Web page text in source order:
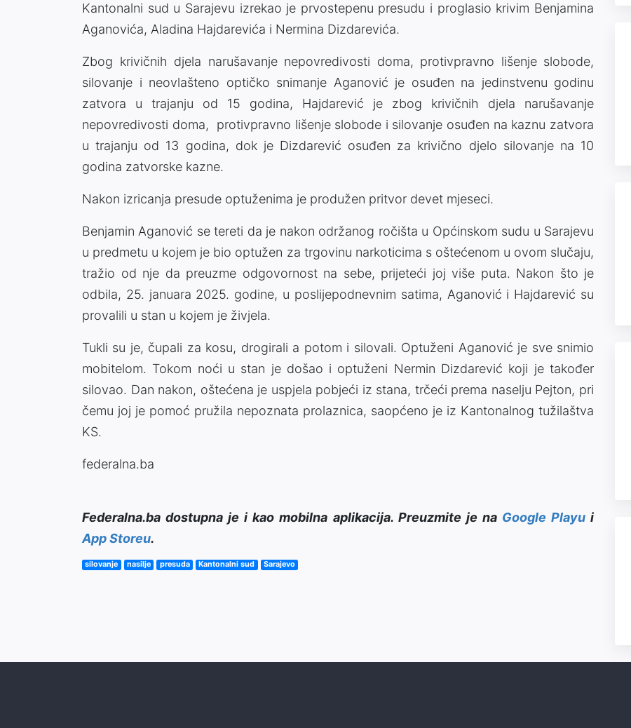
Kantonalni sud u Sarajevu izrekao je prvostepenu presudu i proglasio krivim Benjamina
Aganovića, Aladina Hajdarevića i Nermina Dizdarevića.
Zbog krivičnih djela narušavanje nepovredivosti doma, protivpravno lišenje slobode,
silovanje i neovlašteno optičko snimanje Aganović je osuđen na jedinstvenu godinu
zatvora u trajanju od 15 godina, Hajdarević je zbog krivičnih djela narušavanje
nepovredivosti doma, protivpravno lišenje slobode i silovanje osuđen na kaznu zatvora
u trajanju od 13 godina, dok je Dizdarević osuđen za krivično djelo silovanje na 10
godina zatvorske kazne.
Nakon izricanja presude optuženima je produžen pritvor devet mjeseci.
Benjamin Aganović se tereti da je nakon održanog ročišta u Općinskom sudu u Sarajevu
u predmetu u kojem je bio optužen za trgovinu narkoticima s oštećenom u ovom slučaju,
tražio od nje da preuzme odgovornost na sebe, prijeteći joj više puta. Nakon što je
odbila, 25. januara 2025. godine, u poslijepodnevnim satima, Aganović i Hajdarević su
provalili u stan u kojem je živjela.
Tukli su je, čupali za kosu, drogirali a potom i silovali. Optuženi Aganović je sve snimio
mobitelom. Tokom noći u stan je došao i optuženi Nermin Dizdarević koji je također
silovao. Dan nakon, oštećena je uspjela pobjeći iz stana, trčeći prema naselju Pejton, pri
čemu joj je pomoć pružila nepoznata prolaznica, saopćeno je iz Kantonalnog tužilaštva
KS.
federalna.ba
Federalna.ba dostupna je i kao mobilna aplikacija. Preuzmite je na Google Playui
App Storeu.
silovanje nasilje presuda Kantonalni sud Sarajevo